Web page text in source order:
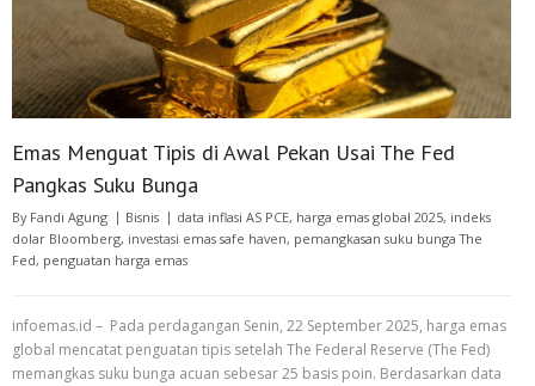
Emas Menguat Tipis di Awal Pekan Usai The Fed
Pangkas Suku Bunga
By Fandi Agung Bisnis data inflasi AS PCE, harga emas global 2025, indeks
dolar Bloomberg, investasi emas safe haven, pemangkasan suku bunga The
Fed, penguatan harga emas
infoemas.id – Pada perdagangan Senin, 22 September 2025, harga emas
global mencatat penguatan tipis setelah The Federal Reserve (The Fed)
memangkas suku bunga acuan sebesar 25 basis poin. Berdasarkan data